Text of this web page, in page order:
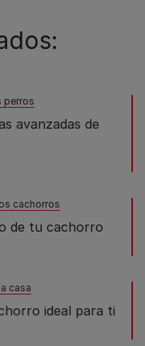
perros
avanzadas de
cachorros
de tu cachorro
casa
ideal para ti